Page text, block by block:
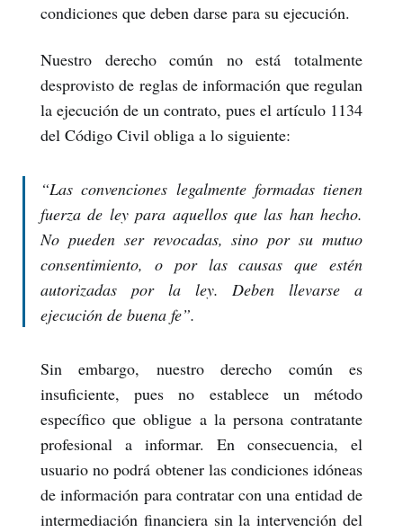
condiciones que deben darse para su ejecución.
Nuestro derecho común no está totalmente
desprovisto de reglas de información que regulan
la ejecución de un contrato, pues el artículo 1134
del Código Civil obliga a lo siguiente:
“Las convenciones legalmente formadas tienen
fuerza de ley para aquellos que las han hecho.
No pueden ser revocadas, sino por su mutuo
consentimiento, o por las causas que estén
autorizadas por la ley. Deben llevarse a
ejecución de buena fe”.
Sin embargo, nuestro derecho común es
insuficiente, pues no establece un método
específico que obligue a la persona contratante
profesional a informar. En consecuencia, el
usuario no podrá obtener las condiciones idóneas
de información para contratar con una entidad de
intermediación financiera sin la intervención del